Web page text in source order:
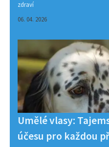
zdraví
06. 04. 2026
Umělé vlasy:
účesu pro každou